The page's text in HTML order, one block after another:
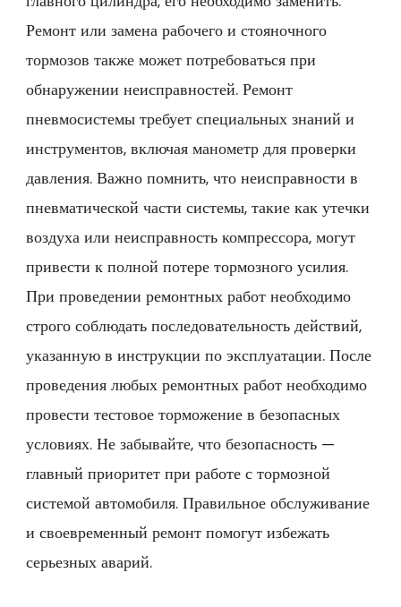
Ремонт или замена рабочего и стояночного
тормозов также может потребоваться при
обнаружении неисправностей. Ремонт
пневмосистемы требует специальных знаний и
инструментов, включая манометр для проверки
давления. Важно помнить, что неисправности в
пневматической части системы, такие как утечки
воздуха или неисправность компрессора, могут
привести к полной потере тормозного усилия.
При проведении ремонтных работ необходимо
строго соблюдать последовательность действий,
указанную в инструкции по эксплуатации. После
проведения любых ремонтных работ необходимо
провести тестовое торможение в безопасных
условиях. Не забывайте, что безопасность —
главный приоритет при работе с тормозной
системой автомобиля. Правильное обслуживание
и своевременный ремонт помогут избежать
серьезных аварий.